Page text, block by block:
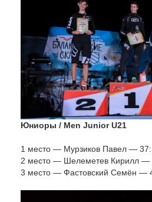
Юниоры / Men Junior U21
1 место — Мурзиков Павел —
2 место — Шелеметев Кирилл —
3 место — Фастовский Семён —